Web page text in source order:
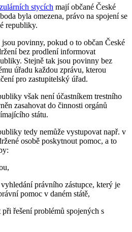
stycích mají občané České
byla omezena, právo na spojení se
republiky.
povinny, pokud o to občan České
bez prodlení informovat
Stejně tak jsou povinny bez
úřadu každou zprávu, kterou
pro zastupitelský úřad.
však není účastníkem trestního
zasahovat do činnosti orgánů
státu.
tedy nemůže vystupovat např. v
osobě poskytnout pomoc, a to
právního zástupce, který je
pomoc v daném státě,
řešení problémů spojených s